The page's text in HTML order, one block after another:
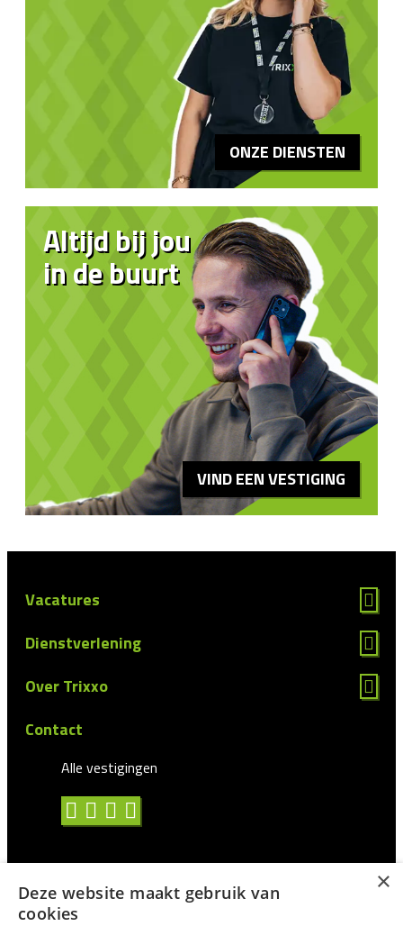
ONZE DIENSTEN
Altijd bij jou
in de buurt
VIND EEN VESTIGING
Vacatures
Dienstverlening
Over Trixxo
Contact
Alle vestigingen
Algemene voorwaarden
×
Deze website maakt gebruik van
cookies